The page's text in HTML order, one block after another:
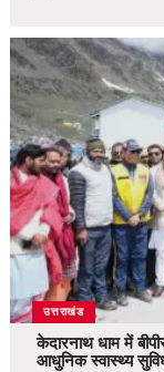
उत्तराखंड
केदारनाथ धाम में
आधुनिक स्वास्थ्य